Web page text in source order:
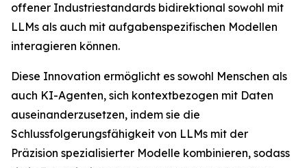
offener Industriestandards bidirektional sowohl mit
LLMs als auch mit aufgabenspezifischen Modellen
interagieren können.
Diese Innovation ermöglicht es sowohl Menschen als
auch KI-Agenten, sich kontextbezogen mit Daten
auseinanderzusetzen, indem sie die
Schlussfolgerungsfähigkeit von LLMs mit der
Präzision spezialisierter Modelle kombinieren, sodass